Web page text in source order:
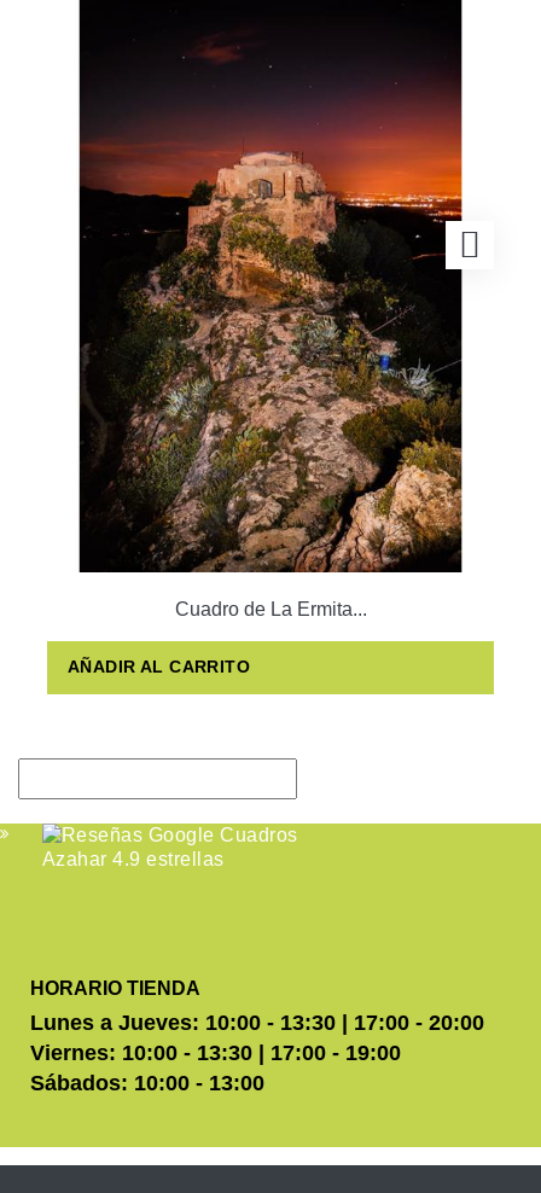
Cuadro de La Ermita...
AÑADIR AL CARRITO
HORARIO TIENDA
Lunes a Jueves: 10:00 - 13:30 | 17:00 - 20:00
Viernes: 10:00 - 13:30 | 17:00 - 19:00
Sábados: 10:00 - 13:00